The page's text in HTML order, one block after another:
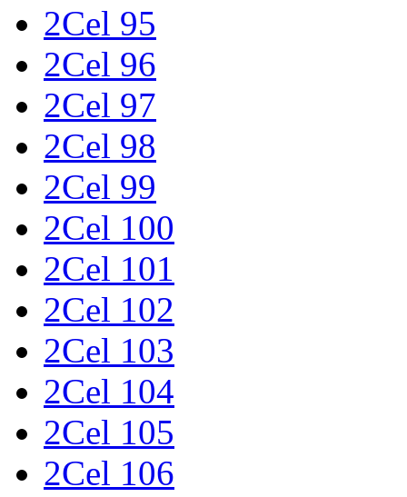
2Cel 95
2Cel 96
2Cel 97
2Cel 98
2Cel 99
2Cel 100
2Cel 101
2Cel 102
2Cel 103
2Cel 104
2Cel 105
2Cel 106